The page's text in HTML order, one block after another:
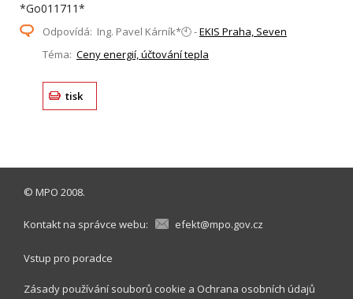
*Go011711*
Odpovídá: Ing. Pavel Kárník*🕙 -EKIS Praha, Seven
Téma: Ceny energií, účtování tepla
tisk
© MPO 2008.
Kontakt na správce webu: efekt@mpo.gov.cz
Vstup pro poradce
Zásady používání souborů cookie a Ochrana osobních údajů